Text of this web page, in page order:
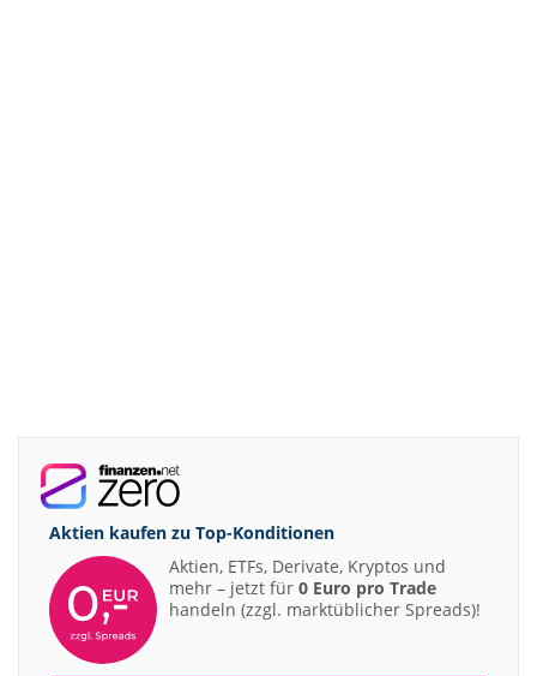
Aktien kaufen zu Top-Konditionen
Aktien, ETFs, Derivate, Kryptos und
mehr – jetzt für 0 Euro pro Trade
handeln (zzgl. marktüblicher Spreads)!